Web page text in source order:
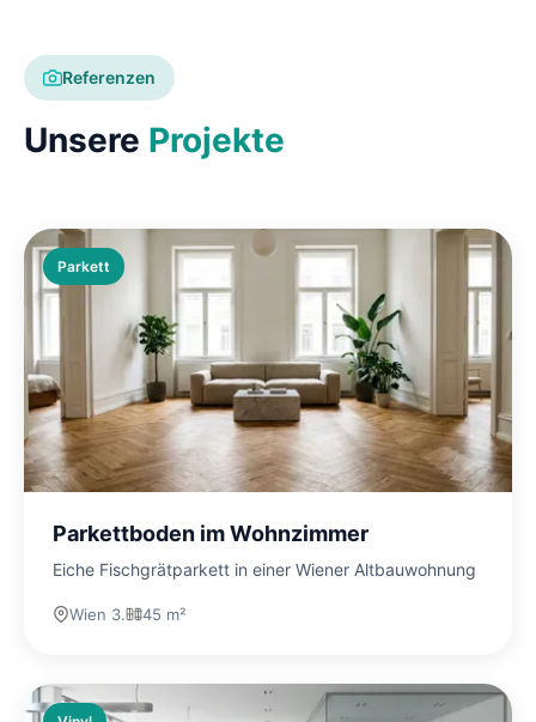
Referenzen
Unsere Projekte
Parkett
Parkettboden im Wohnzimmer
Eiche Fischgrätparkett in einer Wiener Altbauwohnung
Wien 3. 45 m²